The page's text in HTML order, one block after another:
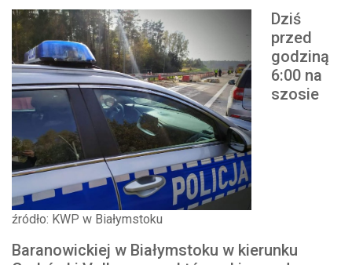
źródło: KWP w Białymstoku
Dziś
przed
godziną
6:00 na
szosie
Baranowickiej w Białymstoku w kierunku